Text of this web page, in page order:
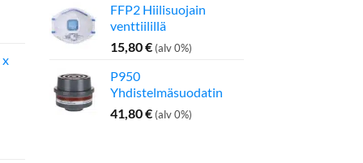
€.
x
FFP2 Hiilisuojain
venttiilillä
15,80€ (alv 0%)
P950
Yhdistelmäsuodatin
41,80€ (alv 0%)